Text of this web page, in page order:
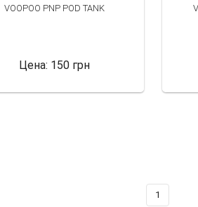
VOOPOO PNP POD TANK
Цена: 150 грн
1